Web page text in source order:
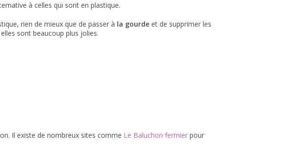
à celles qui sont en plastique.
rien de mieux que de passer à la gourde et de supprimer les
sont beaucoup plus jolies.
Il existe de nombreux sites comme Le Baluchon fermier pour